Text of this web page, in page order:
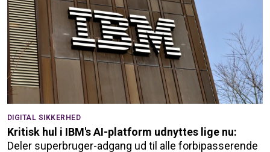
DIGITAL SIKKERHED
Kritisk hul i IBM's AI-platform udnyttes lige nu:
Deler superbruger-adgang ud til alle forbipasserende